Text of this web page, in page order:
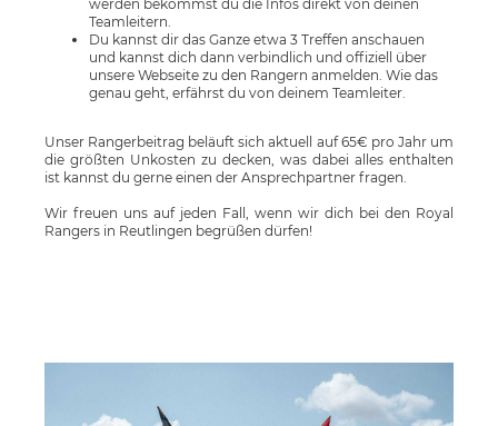
werden bekommst du die Infos direkt von deinen
Teamleitern.
Du kannst dir das Ganze etwa 3 Treffen anschauen
und kannst dich dann verbindlich und offiziell über
unsere Webseite zu den Rangern anmelden. Wie das
genau geht, erfährst du von deinem Teamleiter.
Unser Rangerbeitrag beläuft sich aktuell auf 65€ pro Jahr um
die größten Unkosten zu decken, was dabei alles enthalten
ist kannst du gerne einen der Ansprechpartner fragen.
Wir freuen uns auf jeden Fall, wenn wir dich bei den Royal
Rangers in Reutlingen begrüßen dürfen!